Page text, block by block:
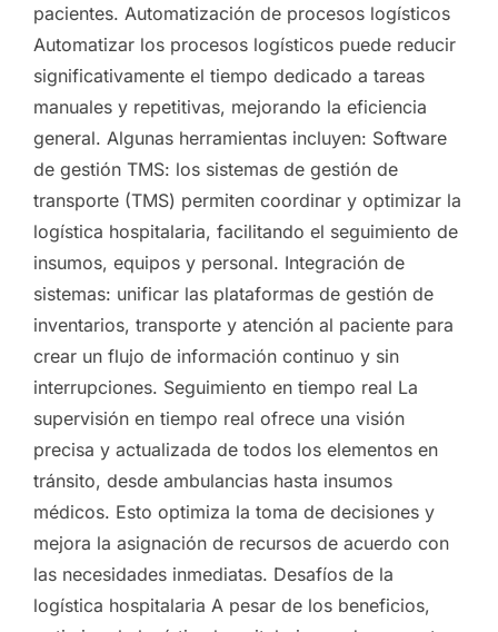
pacientes. Automatización de procesos logísticos
Automatizar los procesos logísticos puede reducir
significativamente el tiempo dedicado a tareas
manuales y repetitivas, mejorando la eficiencia
general. Algunas herramientas incluyen: Software
de gestión TMS: los sistemas de gestión de
transporte (TMS) permiten coordinar y optimizar la
logística hospitalaria, facilitando el seguimiento de
insumos, equipos y personal. Integración de
sistemas: unificar las plataformas de gestión de
inventarios, transporte y atención al paciente para
crear un flujo de información continuo y sin
interrupciones. Seguimiento en tiempo real La
supervisión en tiempo real ofrece una visión
precisa y actualizada de todos los elementos en
tránsito, desde ambulancias hasta insumos
médicos. Esto optimiza la toma de decisiones y
mejora la asignación de recursos de acuerdo con
las necesidades inmediatas. Desafíos de la
logística hospitalaria A pesar de los beneficios,